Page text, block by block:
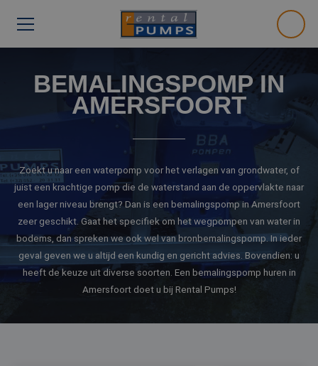
BEMALINGSPOMP IN
AMERSFOORT
Zoekt u naar een waterpomp voor het verlagen van grondwater, of
juist een krachtige pomp die de waterstand aan de oppervlakte naar
een lager niveau brengt? Dan is een bemalingspomp in Amersfoort
zeer geschikt. Gaat het specifiek om het wegpompen van water in
bodems, dan spreken we ook wel van bronbemalingspomp. In ieder
geval geven we u altijd een kundig en gericht advies. Bovendien: u
heeft de keuze uit diverse soorten. Een bemalingspomp huren in
Amersfoort doet u bij Rental Pumps!